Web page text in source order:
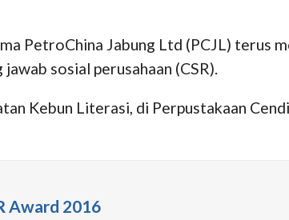
PetroChina Jabung Ltd (PCJL) terus
sosial perusahaan (CSR).
Kebun Literasi, di Perpustakaan
Award 2016